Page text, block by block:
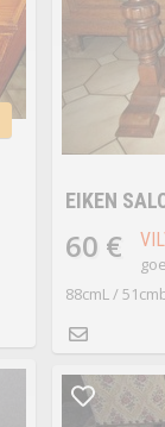
EIKEN
60 €
88cmL /